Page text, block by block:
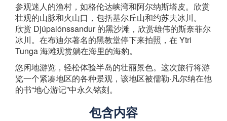
参观迷人的渔村，如格伦达峡湾和阿尔纳斯塔皮。欣赏
壮观的山脉和火山口，包括基尔丘山和约苏夫冰川。
欣赏 Djúpalónssandur 的黑沙滩，欣赏雄伟的斯奈菲尔
冰川。在布迪尔著名的黑教堂停下来拍照，在 Ytri
Tunga 海滩观赏躺在海里的海豹。
悠闲地游览，轻松体验半岛的壮丽景色。这次旅行将游
览一个紧凑地区的各种景观，该地区被儒勒·凡尔纳在他
的书“地心游记”中永久铭刻。
包含内容